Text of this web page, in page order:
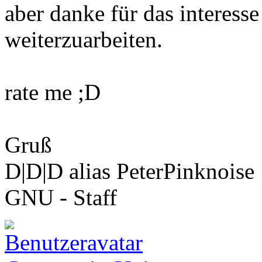
aber danke für das
weiterzuarbeiten.
rate me ;D
Gruß
D|D|D alias PeterPinknoise
GNU - Staff